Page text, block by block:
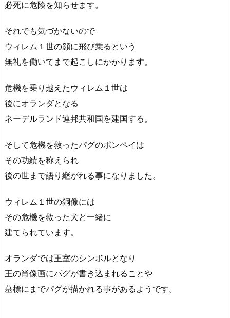
必死に危険を知らせます。
それでも気づかないので
ウィレム１世の顔に飛び乗るという
無礼を働いてまで起こしにかかります。
危機を乗り越えたウィレム１世は
後にオランダとなる
ネーデルランド連邦共和国を建国する。
そして危機を救ったパグのポンペイは
その功績を称えられ
後の世まで語り継がれる事になりました。
ウィレム１世の銅像には
その危機を救った犬と一緒に
建てられています。
オランダでは王室のシンボルとなり
王の肖像画にパグが書き込まれることや
墓標にまでパグが描かれる事があるようです。